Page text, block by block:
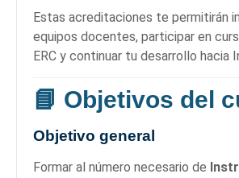
Estas acreditaciones te permitirán
equipos docentes, participar en
ERC y continuar tu desarrollo hacia
📘 Objetivos del
Objetivo general
Formar al número necesario de